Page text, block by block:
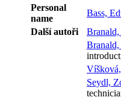
Personal
name
Bass,
Další autoři
Seydl,